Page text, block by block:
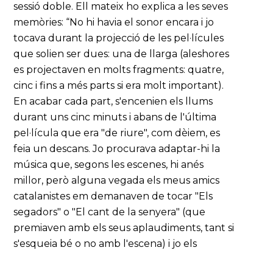
sessió doble. Ell mateix ho explica a les seves
memòries: “No hi havia el sonor encara i jo
tocava durant la projecció de les pel·lícules
que solien ser dues: una de llarga (aleshores
es projectaven en molts fragments: quatre,
cinc i fins a més parts si era molt important).
En acabar cada part, s'encenien els llums
durant uns cinc minuts i abans de l'última
pel·lícula que era "de riure", com dèiem, es
feia un descans. Jo procurava adaptar-hi la
música que, segons les escenes, hi anés
millor, però alguna vegada els meus amics
catalanistes em demanaven de tocar "Els
segadors" o "El cant de la senyera" (que
premiaven amb els seus aplaudiments, tant si
s'esqueia bé o no amb l'escena) i jo els